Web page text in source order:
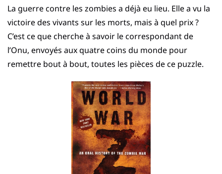
La guerre contre les zombies a déjà eu lieu. Elle a vu la
victoire des vivants sur les morts, mais à quel prix ?
C’est ce que cherche à savoir le correspondant de
l’Onu, envoyés aux quatre coins du monde pour
remettre bout à bout, toutes les pièces de ce puzzle.